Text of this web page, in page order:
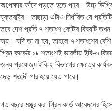
অপেক্ষার ফাঁদে পড়তে হতে পারে। উচ্চ
যুক্তরাষ্ট্র। তাছাড়া এটাও নির্ধারিত যে
তবে দেশ প্রতি ৭ শতাংশ কোটার বিষয়টি তখন
যায়। যদি তা না হয়, তাহলে ৭ শতাংশের
গ্রিন কার্ডের ১৮ শতাংশই ভারতীয় ইবি-৩
জন্য প্রযোজ্য ইবি-২ বিভাগের ক্ষেত্রে
দেড় শতাব্দী পার হয়ে যেত পারে।
গত বছরে মঞ্জুর করা গ্রিন কার্ড আবেদনের